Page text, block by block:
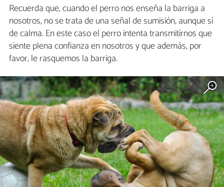
Recuerda que, cuando el perro nos enseña la barriga a
nosotros, no se trata de una señal de sumisión, aunque sí
de calma. En este caso el perro intenta transmitirnos que
siente plena confianza en nosotros y que además, por
favor, le rasquemos la barriga.